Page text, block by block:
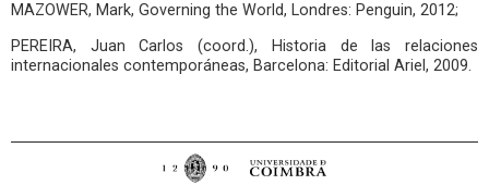
MAZOWER, Mark, Governing the World, Londres: Penguin, 2012;
PEREIRA, Juan Carlos (coord.), Historia de las relaciones
internacionales contemporáneas, Barcelona: Editorial Ariel, 2009.